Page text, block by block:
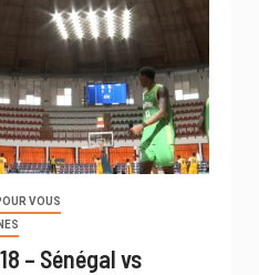
VOUS
– Sénégal vs